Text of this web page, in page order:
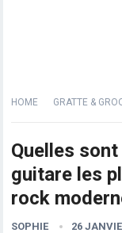
HOME GRATTE &
Quelles
guitare les
rock
SOPHIE 26